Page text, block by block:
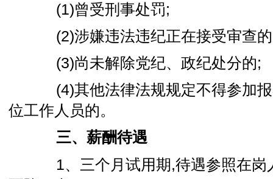
(1)曾受刑事处罚;
(2)涉嫌违法违纪正在接受审查
(3)尚未解除党纪、政纪处分的;
(4)其他法律法规规定不得参加报
位工作人员的。
三、薪酬待遇
1、三个月试用期,待遇参照在岗